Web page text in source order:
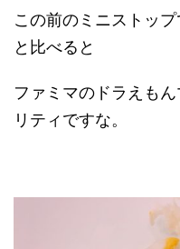
この前のミニストッ
と比べると
ファミマのドラえも
リティですな。